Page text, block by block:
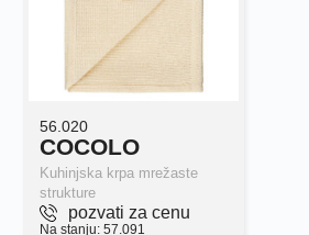
56.020
COCOLO
Kuhinjska krpa mrežaste
strukture
pozvati za cenu
Na stanju: 57.091